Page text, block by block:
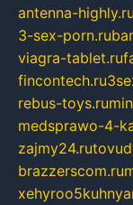
antenna-highly.ru
3-sex-porn.ru
viagra-tablet.ru
fincontech.ru
rebus-toys.ru
medsprawo-4-
zajmy24.ru
brazzerscom.ru